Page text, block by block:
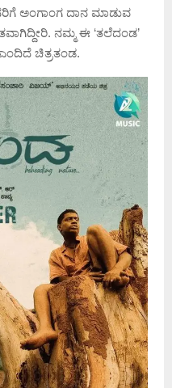
ಅಂಗಾಂಗ ದಾನ ಮಾಡುವ
ನಮ್ಮ ಈ ‘ತಲೆದಂಡ’
ಚಿತ್ರತಂಡ.